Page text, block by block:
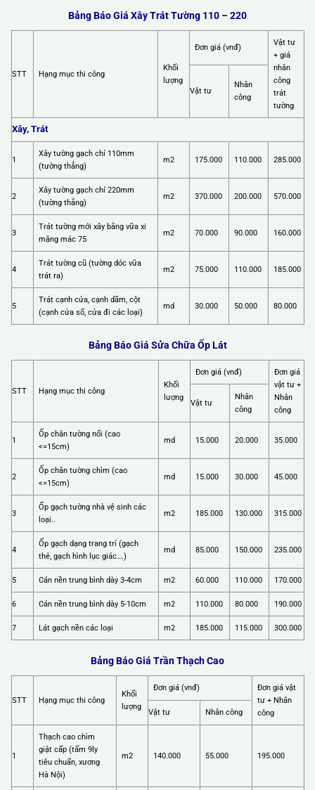
Bảng Báo Giá Xây Trát Tường 110 – 220
STT Hạng mục thi công
Khối
lượng
Đơn giá (vnđ)
Vật tư
+ giá
nhân
công
trát
tường
Vật tư
Nhân
công
Xây, Trát
1
Xây tường gạch chỉ 110mm
(tường thẳng)
m2 175.000 110.000 285.000
2
Xây tường gạch chỉ 220mm
(tường thẳng)
m2 370.000 200.000 570.000
3
Trát tường mới xây bằng vữa xi
măng mác 75
m2 70.000 90.000 160.000
4
Trát tường cũ (tường dóc vữa
trát ra)
m2 75.000 110.000 185.000
5
Trát cạnh cửa, cạnh dầm, cột
(cạnh cửa sổ, cửa đi các loại)
md 30.000 50.000 80.000
Bảng Báo Giá Sửa Chữa Ốp Lát
STT Hạng mục thi công
Khối
lượng
Đơn giá (vnđ)
Đơn giá
vật tư +
Nhân
công
Vật tư
Nhân
công
1
Ốp chân tường nổi (cao
<=15cm)
md 15.000 20.000 35.000
2
Ốp chân tường chìm (cao
<=15cm)
md 15.000 30.000 45.000
3
Ốp gạch tường nhà vệ sinh các
loại..
m2 185.000 130.000 315.000
4
Ốp gạch dạng trang trí (gạch
thẻ, gạch hình lục giác….)
md 85.000 150.000 235.000
5 Cán nền trung bình dày 3-4cm m2 60.000 110.000 170.000
6 Cán nền trung bình dày 5-10cm m2 110.000 80.000 190.000
7 Lát gạch nền các loại m2 185.000 115.000 300.000
Bảng Báo Giá Trần Thạch Cao
STT Hạng mục thi công
Khối
lượng
Đơn giá (vnđ)
Đơn giá vật
tư + Nhân
công
Vật tư Nhân công
1
Thạch cao chìm
giật cấp (tấm 9ly
tiêu chuẩn, xương
Hà Nội)
m2 140.000 55.000 195.000